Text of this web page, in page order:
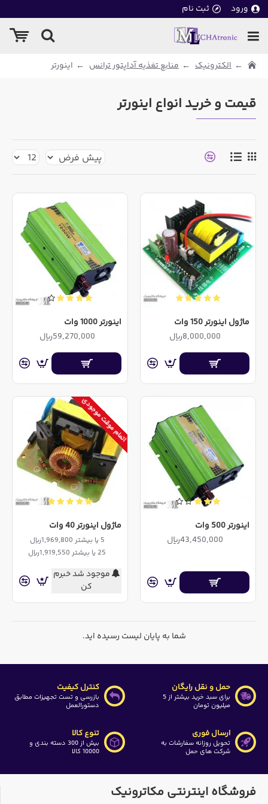
ورود ثبت نام
الکترونیک منابع تغذیه آداپتور ترانس اینورتر
قیمت و خرید انواع اینورتر
ماژول اینورتر 150 وات
8,000,000ریال
اینورتر 1000 وات
59,270,000ریال
اینورتر 500 وات
43,450,000ریال
اتمام موقت موجودی
ماژول اینورتر 40 وات
5 یا بیشتر 1,969,800ریال
25 یا بیشتر 1,919,550ریال
موجود شد خبرم
کن
شما به پایان لیست رسیده اید.
حمل و نقل رایگان
برای سبد خرید بیشتر از 5
میلیون تومان
کنترل کیفیت
بازرسی و تست تجهیزات مطابق
دستورالعمل
ارسال فوری
تحویل روزانه سفارشات به
شرکت های حمل
تنوع کالا
بیش از 300 دسته بندی و
10000 کالا
فروشگاه اینترنتی مکاترونیک